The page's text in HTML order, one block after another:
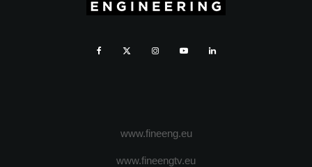
www.fineeng.eu
www.fineengtv.eu